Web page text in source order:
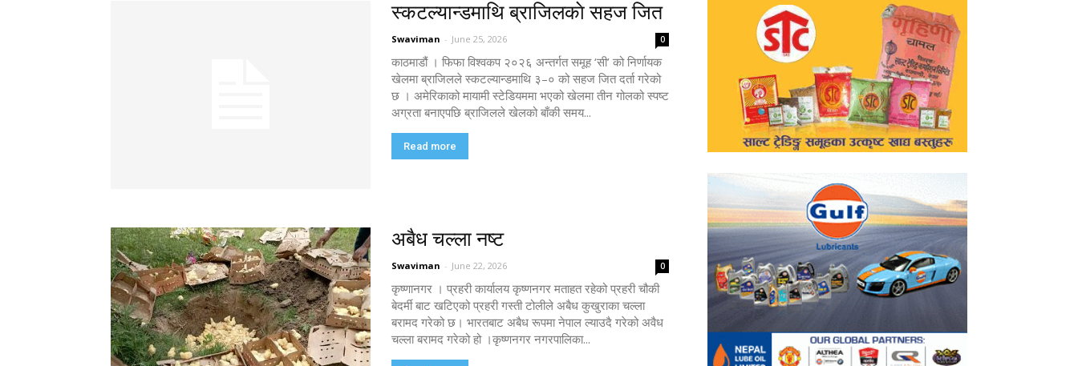
स्कटल्यान्डमाथि ब्राजिलकाे सहज जित
Swaviman - June 25, 2026 0
काठमाडौं । फिफा विश्वकप २०२६ अन्तर्गत समूह ‘सी’ को निर्णायक
खेलमा ब्राजिलले स्कटल्यान्डमाथि ३–० को सहज जित दर्ता गरेको
छ । अमेरिकाको मायामी स्टेडियममा भएको खेलमा तीन गोलको स्पष्ट
अग्रता बनाएपछि ब्राजिलले खेलको बाँकी समय...
Read more
अबैध चल्ला नष्ट
Swaviman - June 22, 2026 0
कृष्णानगर । प्रहरी कार्यालय कृष्णनगर मताहत रहेको प्रहरी चौकी
बेदर्मी बाट खटिएको प्रहरी गस्ती टोलीले अबैध कुखुराका चल्ला
बरामद गरेको छ। भारतबाट अबैध रूपमा नेपाल ल्याउदै गरेको अवैध
चल्ला बरामद गरेको हो ।कृष्णनगर नगरपालिका...